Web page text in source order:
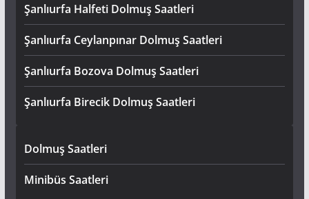
Şanlıurfa Halfeti Dolmuş Saatleri
Şanlıurfa Ceylanpınar Dolmuş Saatleri
Şanlıurfa Bozova Dolmuş Saatleri
Şanlıurfa Birecik Dolmuş Saatleri
Dolmuş Saatleri
Minibüs Saatleri